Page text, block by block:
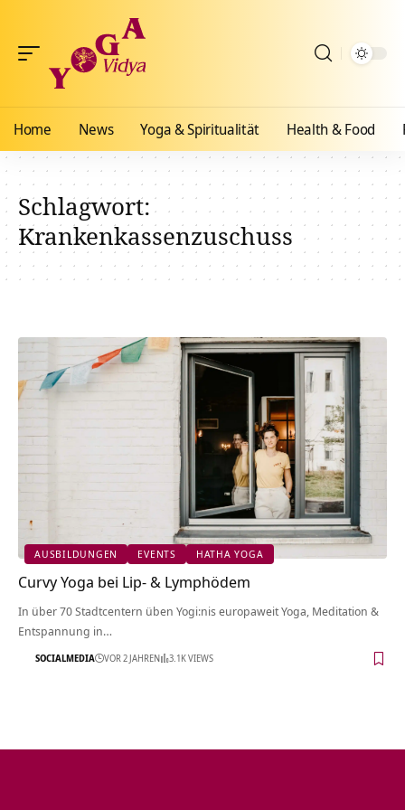
Home News Yoga & Spiritualität Health & Food
Schlagwort:
Krankenkassenzuschuss
AUSBILDUNGEN EVENTS HATHA YOGA
Curvy Yoga bei Lip- & Lymphödem
In über 70 Stadtcentern üben Yogi:nis europaweit Yoga, Meditation &
Entspannung in…
SOCIALMEDIA VOR 2 JAHREN 3.1K VIEWS